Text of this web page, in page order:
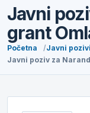
Javni
grant
Početna
Javni pozivi
Javni poziv za